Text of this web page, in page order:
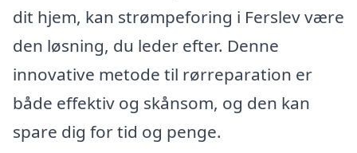
dit hjem, kan strømpeforing i Ferslev være
den løsning, du leder efter. Denne
innovative metode til rørreparation er
både effektiv og skånsom, og den kan
spare dig for tid og penge.